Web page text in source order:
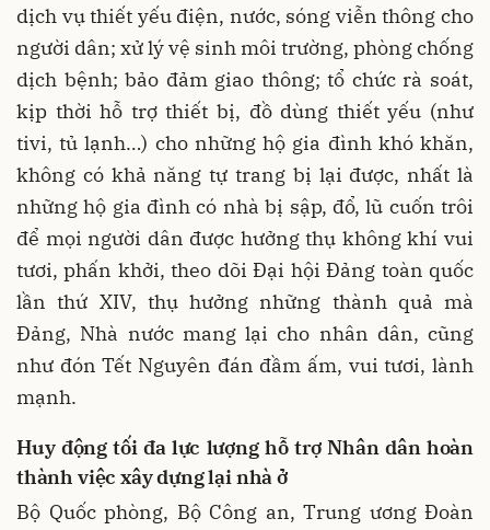
dịch vụ thiết yếu điện, nước, sóng viễn thông cho
người dân; xử lý vệ sinh môi trường, phòng chống
dịch bệnh; bảo đảm giao thông; tổ chức rà soát,
kịp thời hỗ trợ thiết bị, đồ dùng thiết yếu (như
tivi, tủ lạnh…) cho những hộ gia đình khó khăn,
không có khả năng tự trang bị lại được, nhất là
những hộ gia đình có nhà bị sập, đổ, lũ cuốn trôi
để mọi người dân được hưởng thụ không khí vui
tươi, phấn khởi, theo dõi Đại hội Đảng toàn quốc
lần thứ XIV, thụ hưởng những thành quả mà
Đảng, Nhà nước mang lại cho nhân dân, cũng
như đón Tết Nguyên đán đầm ấm, vui tươi, lành
mạnh.
Huy động tối đa lực lượng hỗ trợ Nhân dân hoàn
thành việc xây dựng lại nhà ở
Bộ Quốc phòng, Bộ Công an, Trung ương Đoàn